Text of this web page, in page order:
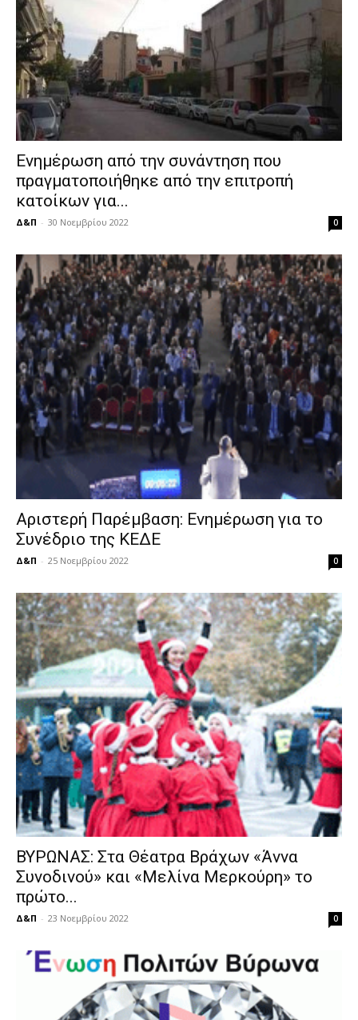
Ενημέρωση από την συνάντηση που
πραγματοποιήθηκε από την επιτροπή
κατοίκων για...
Δ&Π - 30 Νοεμβρίου 2022 0
Αριστερή Παρέμβαση: Ενημέρωση για το
Συνέδριο της ΚΕΔΕ
Δ&Π - 25 Νοεμβρίου 2022 0
ΒΥΡΩΝΑΣ: Στα Θέατρα Βράχων «Άννα
Συνοδινού» και «Μελίνα Μερκούρη» το
πρώτο...
Δ&Π - 23 Νοεμβρίου 2022 0